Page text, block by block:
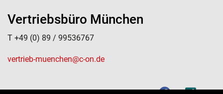
Vertriebsbüro München
T +49 (0) 89 / 99536767
vertrieb-muenchen@c-on.de